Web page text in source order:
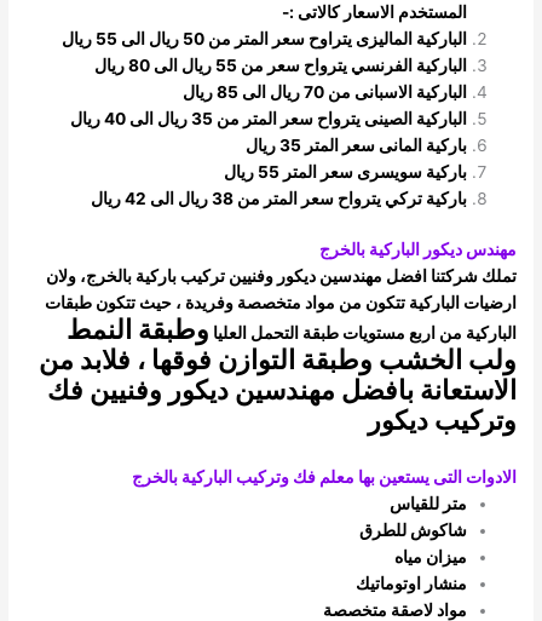
المستخدم الاسعار كالاتى :-
الباركية الماليزى يتراوح سعر المتر من 50 ريال الى 55 ريال
الباركية الفرنسي يترواح سعر من 55 ريال الى 80 ريال
الباركية الاسبانى من 70 ريال الى 85 ريال
الباركية الصينى يترواح سعر المتر من 35 ريال الى 40 ريال
باركية المانى سعر المتر 35 ريال
باركية سويسرى سعر المتر 55 ريال
باركية تركي يترواح سعر المتر من 38 ريال الى 42 ريال
مهندس ديكور الباركية بالخرج
تملك شركتنا افضل مهندسين ديكور وفنيين تركيب باركية بالخرج، ولان
ارضيات الباركية تتكون من مواد متخصصة وفريدة ، حيث تتكون طبقات
الباركية من اربع مستويات طبقة التحمل العليا وطبقة النمط
ولب الخشب وطبقة التوازن فوقها ، فلابد من
الاستعانة بافضل مهندسين ديكور وفنيين فك
وتركيبديكور
الادوات التى يستعين بها معلم فك وتركيب الباركية بالخرج
متر للقياس
شاكوش للطرق
ميزان مياه
منشار اوتوماتيك
مواد لاصقة متخصصة